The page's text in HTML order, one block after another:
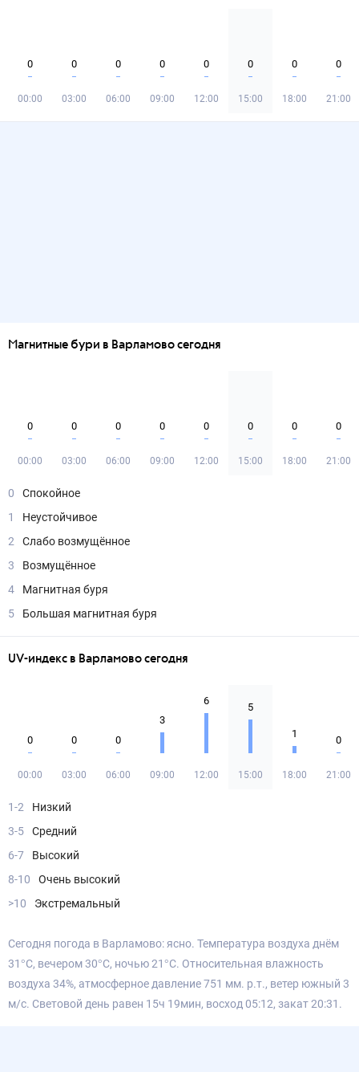
0
00:00
0
03:00
0
06:00
0
09:00
0
12:00
0
15:00
0
18:00
0
21:00
Магнитные бури в Варламово сегодня
0
00:00
0
03:00
0
06:00
0
09:00
0
12:00
0
15:00
0
18:00
0
21:00
0
Спокойное
1
Неустойчивое
2
Слабо возмущённое
3
Возмущённое
4
Магнитная буря
5
Большая магнитная буря
UV-индекс в Варламово сегодня
0
00:00
0
03:00
0
06:00
3
09:00
6
12:00
5
15:00
1
18:00
0
21:00
1-2
Низкий
3-5
Средний
6-7
Высокий
8-10
Очень высокий
>10
Экстремальный
Сегодня погода в Варламово: ясно. Температура воздуха днём
31°С, вечером 30°С, ночью 21°С. Относительная влажность
воздуха 34%, атмосферное давление 751 мм. р.т., ветер южный 3
м/с. Световой день равен 15ч 19мин, восход 05:12, закат 20:31.